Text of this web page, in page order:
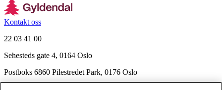
Kontakt oss
22 03 41 00
Sehesteds gate 4, 0164 Oslo
Postboks 6860 Pilestredet Park, 0176 Oslo